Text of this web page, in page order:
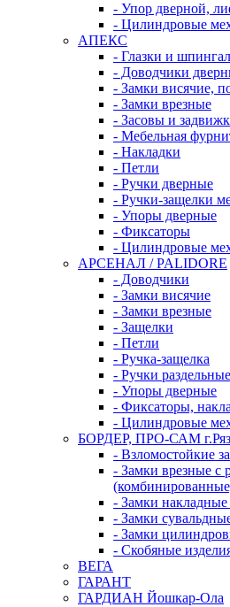
- Упор дверной,
- Цилиндровые
АПЕКС
- Глазки и
- Доводчики
- Замки висячие,
- Замки врезные
- Засовы и
- Мебельная
- Накладки
- Петли
- Ручки дверные
- Ручки-защелки
- Упоры дверные
- Фиксаторы
- Цилиндровые
АРСЕНАЛ / PALIDORE
- Доводчики
- Замки висячие
- Замки врезные
- Защелки
- Петли
- Ручка-защелка
- Ручки раздельные
- Упоры дверные
- Фиксаторы,
- Цилиндровые
БОРДЕР, ПРО-САМ
- Взломостойкие
- Замки врезные с
- Замки
- Замки
- Замки
- Скобяные
ВЕГА
ГАРАНТ
ГАРДИАН Йошкар-Ола